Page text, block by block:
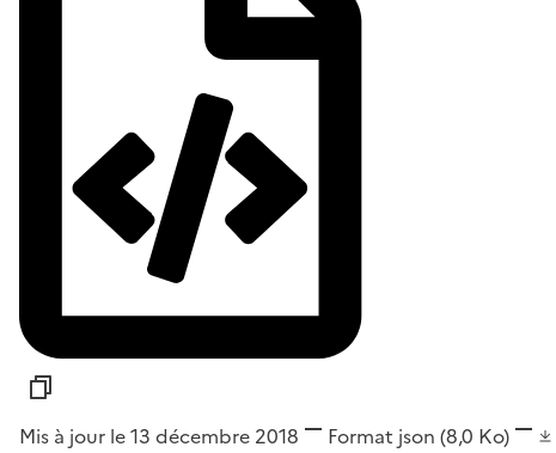
Mis à jour le 13 décembre 2018 Format json (8,0 Ko)